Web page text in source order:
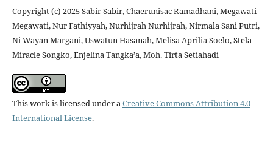
Copyright (c) 2025 Sabir Sabir, Chaerunisac Ramadhani, Megawati
Megawati, Nur Fathiyyah, Nurhijrah Nurhijrah, Nirmala Sani Putri,
Ni Wayan Margani, Uswatun Hasanah, Melisa Aprilia Soelo, Stela
Miracle Songko, Enjelina Tangka’a, Moh. Tirta Setiahadi
This work is licensed under aCreative Commons Attribution 4.0
International License.